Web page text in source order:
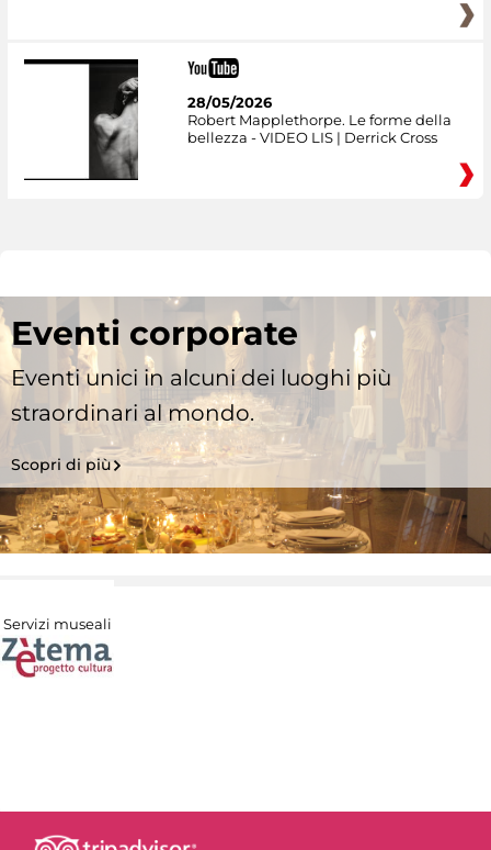
28/05/2026
Robert Mapplethorpe. Le forme della
bellezza - VIDEO LIS | Derrick Cross
Eventi corporate
Eventi unici in alcuni dei luoghi più
straordinari al mondo.
Scopri di più
Servizi museali